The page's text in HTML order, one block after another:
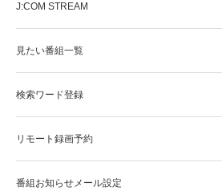
J:COM STREAM
見たい番組一覧
検索ワード登録
リモート録画予約
番組お知らせメール設定